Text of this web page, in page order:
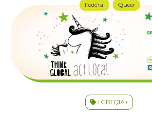
Fédéral Queer
LGBTQIA+